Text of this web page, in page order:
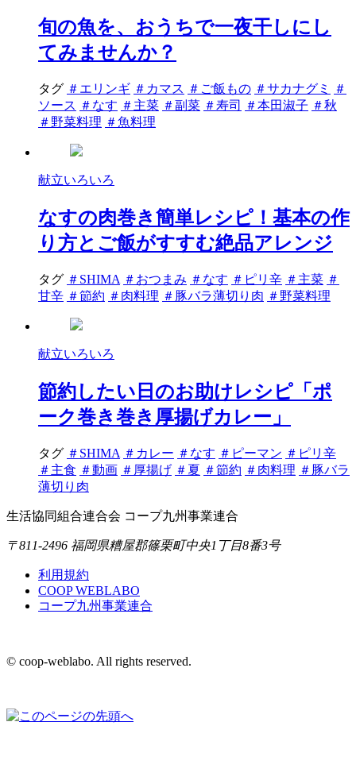
旬の魚を、おうちで一夜干しにし
てみませんか？
タグ ＃エリンギ ＃カマス ＃ご飯もの ＃サカナグミ
＃
ソース ＃なす ＃主菜 ＃副菜 ＃寿司 ＃本田淑子 ＃秋
＃野菜料理 ＃魚料理
献立いろいろ
なすの肉巻き簡単レシピ！基本の作
り方とご飯がすすむ絶品アレンジ
タグ ＃SHIMA ＃おつまみ ＃なす ＃ピリ辛 ＃主菜 ＃
甘辛 ＃節約 ＃肉料理 ＃豚バラ薄切り肉 ＃野菜料理
献立いろいろ
節約したい日のお助けレシピ「ポ
ーク巻き巻き厚揚げカレー」
タグ ＃SHIMA ＃カレー ＃なす ＃ピーマン ＃ピリ辛
＃主食 ＃動画 ＃厚揚げ ＃夏 ＃節約 ＃肉料理 ＃豚バラ
薄切り肉
生活協同組合連合会 コープ九州事業連合
〒811-2496 福岡県糟屋郡篠栗町中央1丁目8番3号
利用規約
COOP WEBLABO
コープ九州事業連合
© coop-weblabo. All rights reserved.